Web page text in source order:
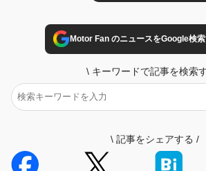
Motor Fan のニュースをGoogle検
\ キーワードで記事を検索
\ 記事をシェアする /